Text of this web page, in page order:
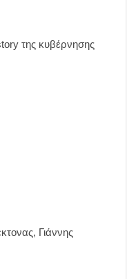
της κυβέρνησης
Γιάννης